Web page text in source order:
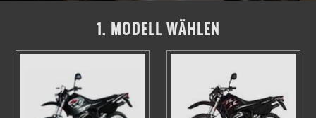
1. MODELL WÄHLEN